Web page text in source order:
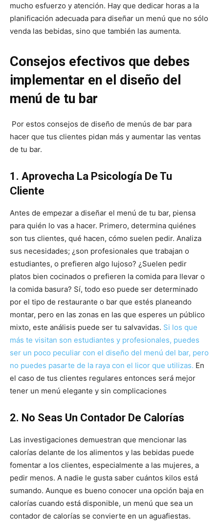
mucho esfuerzo y atención. Hay que dedicar horas a la
planificación adecuada para diseñar un menú que no sólo
venda las bebidas, sino que también las aumenta.
Consejos efectivos que debes
implementar en el diseño del
menú de tu bar
Por estos consejos de diseño de menús de bar para
hacer que tus clientes pidan más y aumentar las ventas
de tu bar.
1. Aprovecha La Psicología De Tu
Cliente
Antes de empezar a diseñar el menú de tu bar, piensa
para quién lo vas a hacer. Primero, determina quiénes
son tus clientes, qué hacen, cómo suelen pedir. Analiza
sus necesidades; ¿son profesionales que trabajan o
estudiantes, o prefieren algo lujoso? ¿Suelen pedir
platos bien cocinados o prefieren la comida para llevar o
la comida basura? Sí, todo eso puede ser determinado
por el tipo de restaurante o bar que estés planeando
montar, pero en las zonas en las que esperes un público
mixto, este análisis puede ser tu salvavidas. Si los que
más te visitan son estudiantes y profesionales, puedes
ser un poco peculiar con el diseño del menú del bar, pero
no puedes pasarte de la raya con el licor que utilizas. En
el caso de tus clientes regulares entonces será mejor
tener un menú elegante y sin complicaciones
2. No Seas Un Contador De Calorías
Las investigaciones demuestran que mencionar las
calorías delante de los alimentos y las bebidas puede
fomentar a los clientes, especialmente a las mujeres, a
pedir menos. A nadie le gusta saber cuántos kilos está
sumando. Aunque es bueno conocer una opción baja en
calorías cuando está disponible, un menú que sea un
contador de calorías se convierte en un aguafiestas.